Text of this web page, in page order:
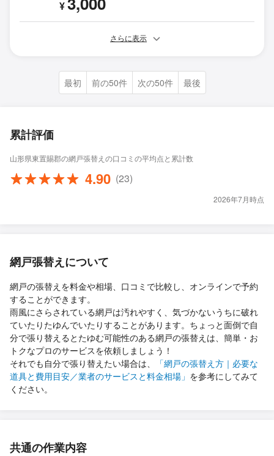
¥
さらに表示
最初 前の50件 次の50件 最後
累計評価
山形県東置賜郡の網戸張替えの口コミの平均点と累計数
4.90 (23)
2026年7月時点
網戸張替えについて
網戸の張替えを料金や相場、口コミで比較し、オンラインで予約
することができます。
雨風にさらされている網戸は汚れやすく、気づかないうちに破れ
ていたりたゆんでいたりすることがあります。ちょっと面倒で自
分で張り替えるとたゆむ可能性のある網戸の張替えは、簡単・お
トクなプロのサービスを依頼しましょう！
それでも自分で張り替えたい場合は、
「網戸の張替え方｜必要な
道具と費用目安／業者のサービスと料金相場」 を参考にしてみて
ください。
共通の作業内容